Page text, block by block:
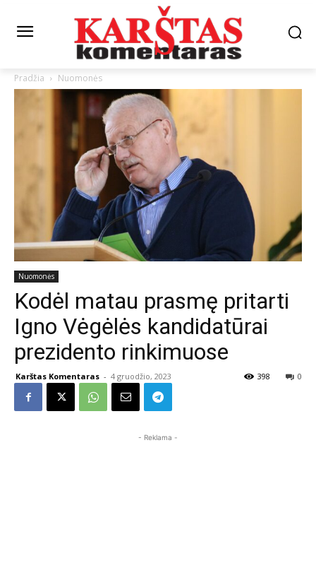
Pradžia Nuomonės
Nuomonės
Kodėl matau prasmę pritarti
Igno Vėgėlės kandidatūrai
prezidento rinkimuose
Karštas Komentaras - 4 gruodžio, 2023 0
398
- Reklama -